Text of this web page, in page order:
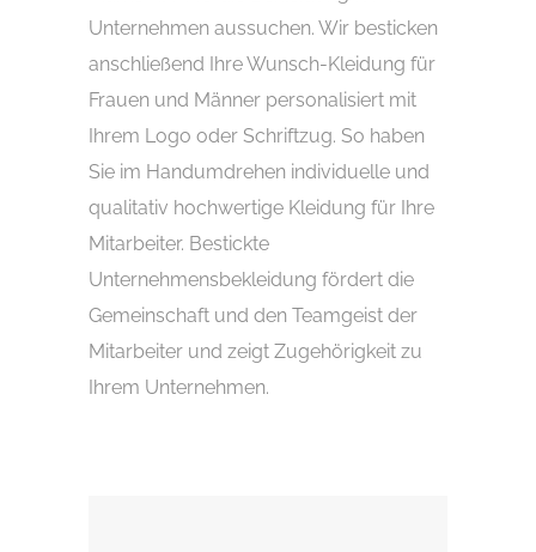
Unternehmen aussuchen. Wir besticken
anschließend Ihre Wunsch-Kleidung für
Frauen und Männer personalisiert mit
Ihrem Logo oder Schriftzug. So haben
Sie im Handumdrehen individuelle und
qualitativ hochwertige Kleidung für Ihre
Mitarbeiter. Bestickte
Unternehmensbekleidung fördert die
Gemeinschaft und den Teamgeist der
Mitarbeiter und zeigt Zugehörigkeit zu
Ihrem Unternehmen.